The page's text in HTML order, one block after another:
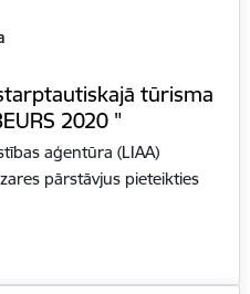
tūrisma
2020 "
aģentūra (LIAA)
pārstāvjus pieteikties